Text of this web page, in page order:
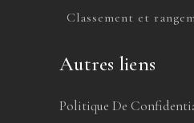
Classement et
Autres liens
Politique De